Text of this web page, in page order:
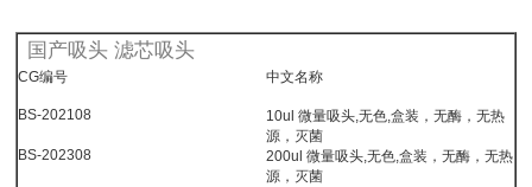
国产吸头 滤芯吸头
CG编号 中文名称
BS-202108
10ul 微量吸头,无色,盒装，无酶，无热
源，灭菌
BS-202308
200ul 微量吸头,无色,盒装，无酶，无热
源，灭菌